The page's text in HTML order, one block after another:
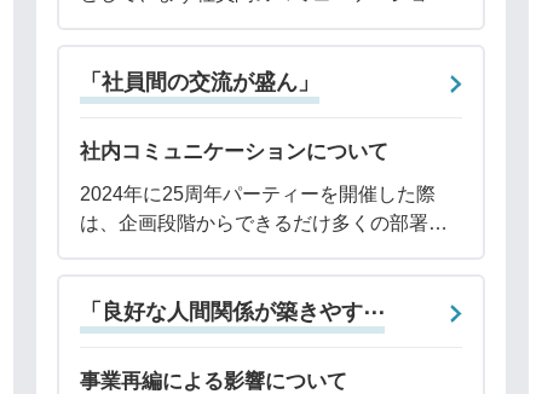
交流会を開催しています。また、所属部署
での懇親会や入社3年未満社員研修をとお
し、同期と
「社員間の交流が盛ん」
社内コミュニケーションについて
2024年に25周年パーティーを開催した際
は、企画段階からできるだけ多くの部署の
た、若手研修では、目標達成のために、お
互いの仕事を理解し、協調性をもって部署
間の連携
「良好な人間関係が築きやす⋯
事業再編による影響について